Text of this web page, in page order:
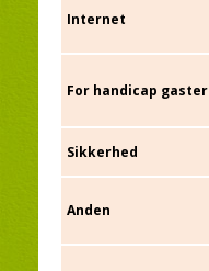
Internet
For handicap gaster
Sikkerhed
Anden